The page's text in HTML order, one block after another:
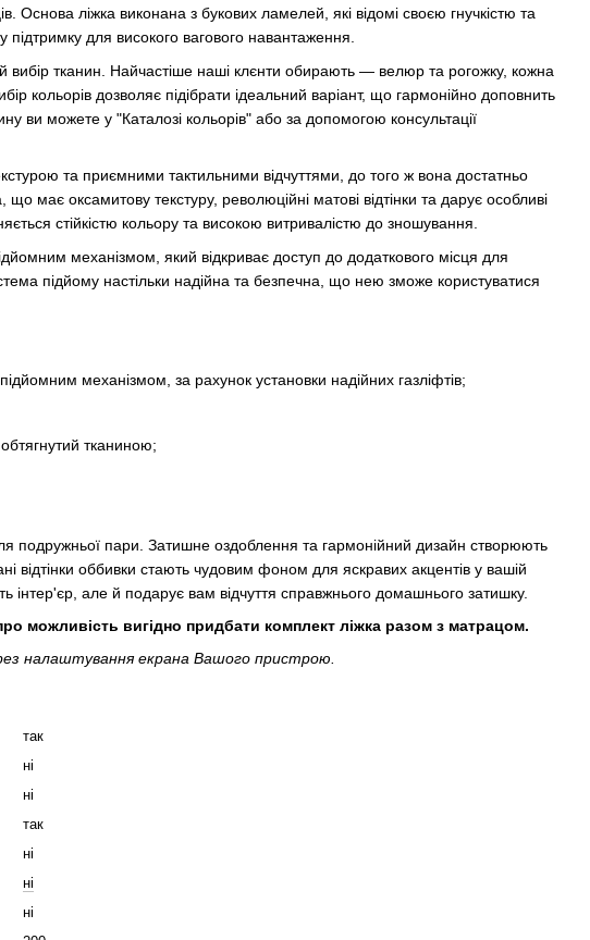
Основа ліжка виконана з букових ламелей, які відомі своєю гнучкістю та
підтримку для високого вагового навантаження.
тканин. Найчастіше наші клєнти обирають — велюр та рогожку, кожна
кольорів дозволяє підібрати ідеальний варіант, що гармонійно доповнить
ви можете у "Каталозі кольорів" або за допомогою консультації
та приємними тактильними відчуттями, до того ж вона достатньо
що має оксамитову текстуру, революційні матові відтінки та дарує особливі
стійкістю кольору та високою витривалістю до зношування.
механізмом, який відкриває доступ до додаткового місця для
підйому настільки надійна та безпечна, що нею зможе користуватися
механізмом, за рахунок установки надійних газліфтів;
обтягнутий тканиною;
подружньої пари. Затишне оздоблення та гармонійний дизайн створюють
відтінки оббивки стають чудовим фоном для яскравих акцентів у вашій
інтер'єр, але й подарує вам відчуття справжнього домашнього затишку.
можливість вигідно придбати комплект ліжка разом з матрацом.
налаштування екрана Вашого пристрою.
так
ні
ні
так
ні
ні
ні